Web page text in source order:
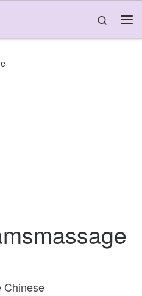
Search
Chinese